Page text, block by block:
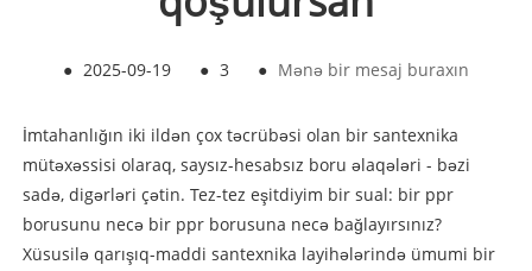
● 2025-09-19 ● 3 ● Mənə bir mesaj buraxın
İmtahanlığın iki ildən çox təcrübəsi olan bir santexnika
mütəxəssisi olaraq, saysız-hesabsız boru əlaqələri - bəzi
sadə, digərləri çətin. Tez-tez eşitdiyim bir sual: bir ppr
borusunu necə bir ppr borusuna necə bağlayırsınız?
Xüsusilə qarışıq-maddi santexnika layihələrində ümumi bir